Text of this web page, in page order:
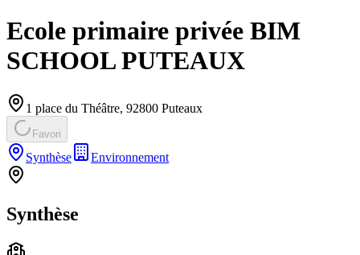
Ecole primaire privée BIM
SCHOOL PUTEAUX
1 place du Théâtre, 92800 Puteaux
Favori
Synthèse Environnement
Synthèse